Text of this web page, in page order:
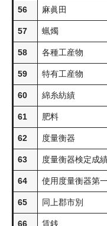
56 麻眞田
57 蝋燭
58 各種工産物
59 特有工産物
60 綿糸紡績
61 肥料
62 度量衡器
63 度量衡器検定成
64 使用度量衡器第
65 同上郡市別
66 賃銭